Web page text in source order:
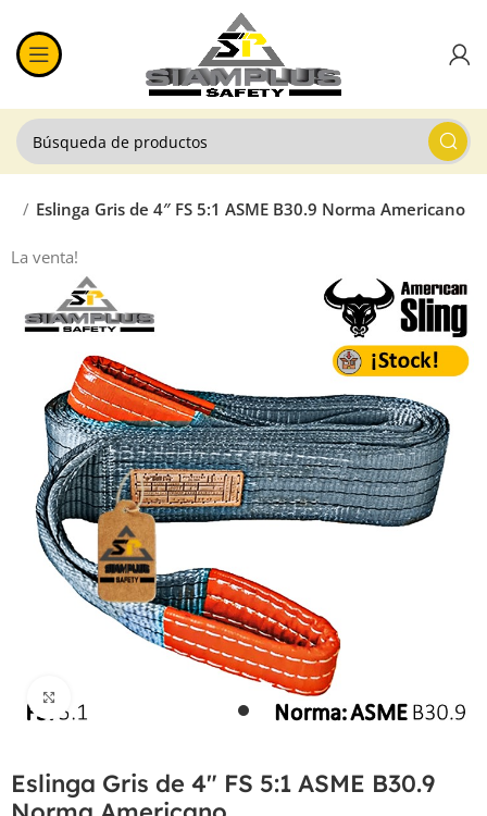
Eslinga Gris de 4″ FS 5:1 ASME B30.9 Norma Americano
La venta!
Eslinga Gris de 4″ FS 5:1 ASME B30.9